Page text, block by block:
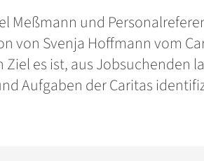
Meßmann und
von Svenja Hoffmann vom
Ziel es ist, aus
Aufgaben der Caritas